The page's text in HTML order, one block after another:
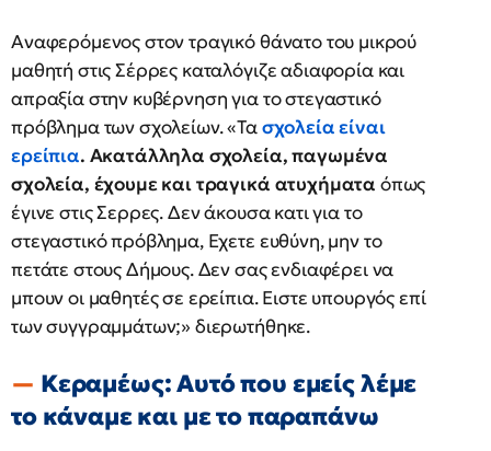
Αναφερόμενος στον τραγικό θάνατο του μικρού
μαθητή στις Σέρρες καταλόγιζε αδιαφορία και
απραξία στην κυβέρνηση για το στεγαστικό
πρόβλημα των σχολείων. «Τασχολεία είναι
ερείπια. Ακατάλληλα σχολεία, παγωμένα
σχολεία, έχουμε και τραγικά ατυχήματα όπως
έγινε στις Σερρες. Δεν άκουσα κατι για το
στεγαστικό πρόβλημα, Εχετε ευθύνη, μην το
πετάτε στους Δήμους. Δεν σας ενδιαφέρει να
μπουν οι μαθητές σε ερείπια. Ειστε υπουργός επί
των συγγραμμάτων;» διερωτήθηκε.
Κεραμέως: Αυτό που εμείς λέμε
το κάναμε και με τo παραπάνω